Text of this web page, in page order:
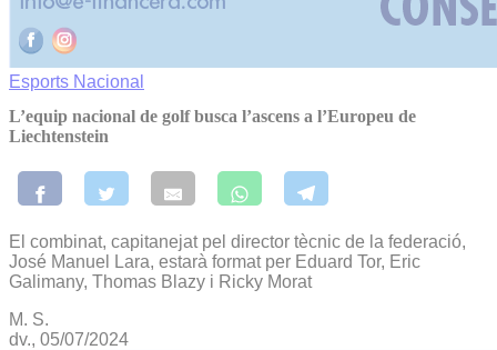
Esports Nacional
L’equip nacional de golf busca l’ascens a l’Europeu de
Liechtenstein
El combinat, capitanejat pel director tècnic de la federació,
José Manuel Lara, estarà format per Eduard Tor, Eric
Galimany, Thomas Blazy i Ricky Morat
M. S.
dv., 05/07/2024